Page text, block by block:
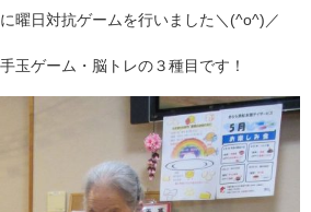
曜日対抗ゲームを行いました＼(^o^)／
玉ゲーム・脳トレの３種目です！